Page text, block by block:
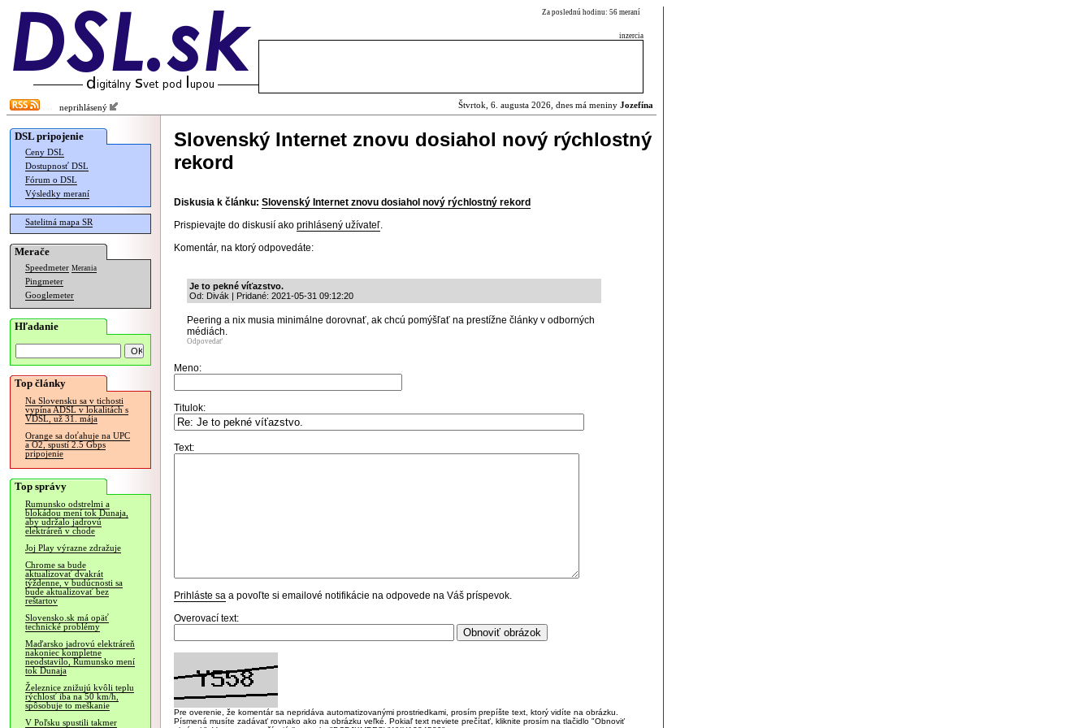
Za poslednú hodinu: 56 meraní
inzercia
neprihlásený Štvrtok, 6. augusta 2026, dnes má meniny Jozefína
DSL pripojenie
Ceny DSL
Dostupnosť DSL
Fórum o DSL
Výsledky meraní
Satelitná mapa SR
Merače
Speedmeter Merania
Pingmeter
Googlemeter
Hľadanie
Top články
Na Slovensku sa v tichosti
vypína ADSL v lokalitách s
VDSL, už 31. mája
Orange sa doťahuje na UPC
a O2, spustí 2.5 Gbps
pripojenie
Top správy
Rumunsko odstrelmi a
blokádou mení tok Dunaja,
aby udržalo jadrovú
elektráreň v chode
Joj Play výrazne zdražuje
Chrome sa bude
aktualizovať dvakrát
týždenne, v budúcnosti sa
bude aktualizovať bez
reštartov
Slovensko.sk má opäť
technické problémy
Maďarsko jadrovú elektráreň
nakoniec kompletne
neodstavilo, Rumunsko mení
tok Dunaja
Železnice znižujú kvôli teplu
rýchlosť iba na 50 km/h,
spôsobuje to meškanie
V Poľsku spustili takmer
Slovenský Internet znovu dosiahol nový rýchlostný
rekord
Diskusia k článku: Slovenský Internet znovu dosiahol nový rýchlostný rekord
Prispievajte do diskusií ako prihlásený užívateľ.
Komentár, na ktorý odpovedáte:
Je to pekné víťazstvo.
Od: Divák | Pridané: 2021-05-31 09:12:20
Peering a nix musia minimálne dorovnať, ak chcú pomýšľať na prestížne články v odborných
médiách.
Odpovedať
Meno:
Titulok:
Text:
Prihláste sa a povoľte si emailové notifikácie na odpovede na Váš príspevok.
Overovací text:
Pre overenie, že komentár sa nepridáva automatizovanými prostriedkami, prosím prepíšte text, ktorý vidíte na obrázku.
Písmená musíte zadávať rovnako ako na obrázku veľké. Pokiaľ text neviete prečítať, kliknite prosím na tlačidlo "Obnoviť